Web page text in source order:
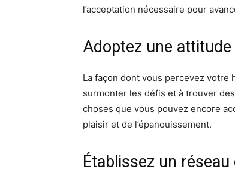
l’acceptation nécessaire pour
Adoptez une
La façon dont vous percevez
surmonter les défis et à trouver
choses que vous pouvez encore
plaisir et de l’épanouissement.
Établissez un